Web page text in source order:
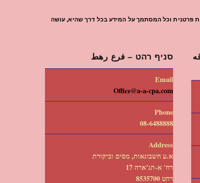
פרטנית וכל המסתמך על המידע בכל דרך שהיא, עושה
סניף רהט – فرع رهط
Email
Office@a-a-cpa.com
Phone
08-6488888
Address
א.ע חשבונאות, מסים וביקורת
רח' א-תג'ארה 17
רהט 8535700